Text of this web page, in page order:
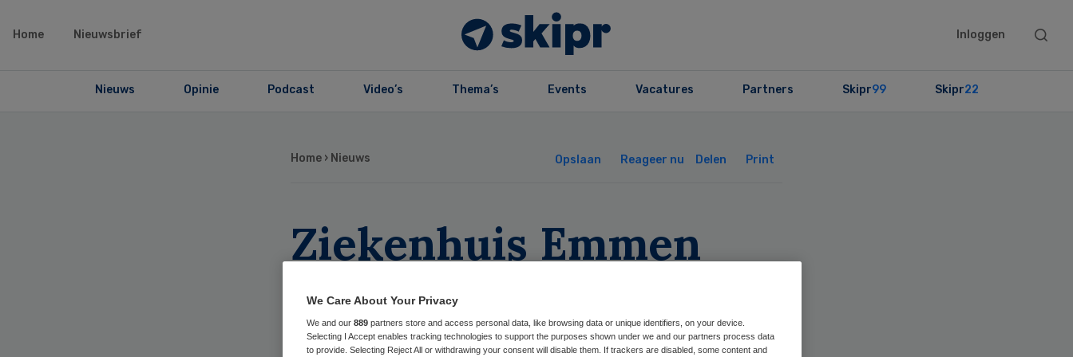
Home Nieuwsbrief Inloggen
Search
Nieuws Opinie Podcast Video’s Thema’s Events Vacatures Partners Skipr99 Skipr22
Home › Nieuws Opslaan Reageer nu Delen Print
Ziekenhuis Emmen
wist van veroordeling
chirurg
We Care About Your Privacy
We and our 889 partners store and access personal data, like browsing data or unique identifiers, on your device.
Selecting I Accept enables tracking technologies to support the purposes shown under we and our partners process data
to provide. Selecting Reject All or withdrawing your consent will disable them. If trackers are disabled, some content and